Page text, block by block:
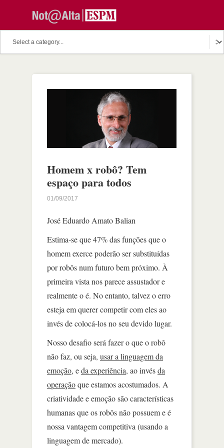
Homem x robô? Tem
espaço para todos
01/09/2017
José Eduardo Amato Balian
Estima-se que 47% das funções que o
homem exerce poderão ser substituídas
por robôs num futuro bem próximo. À
primeira vista nos parece assustador e
realmente o é. No entanto, talvez o erro
esteja em querer competir com eles ao
invés de colocá-los no seu devido lugar.
Nosso desafio será fazer o que o robô
não faz, ou seja, usar a linguagem da
emoção, eda experiência, ao invésda
operaçãoque estamos acostumados. A
criatividade e emoção são características
humanas que os robôs não possuem e é
nossa vantagem competitiva (usando a
linguagem de mercado).